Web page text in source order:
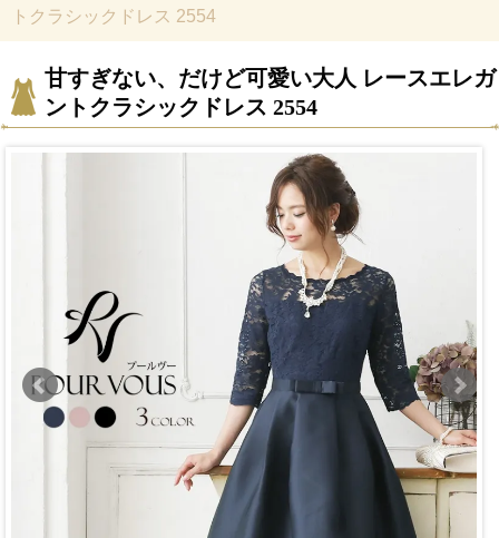
トクラシックドレス 2554
甘すぎない、だけど可愛い大人 レースエレガ
ントクラシックドレス 2554